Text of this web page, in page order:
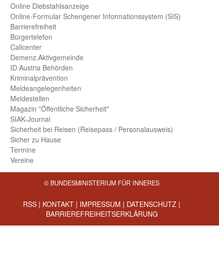
Online Diebstahls­anzeige
Online-Formular Schengener Informationssystem (SIS)
Barriere­freiheit
Bürger­telefon
Call­center
Demenz.Aktiv­gemeinde
ID Austria Behörden
Kriminal­prävention
Melde­an­ge­le­gen­heiten
Meld­estellen
Magazin "Öffentliche Sicherheit"
SIAK-Journal
Sicherheit bei Reisen (Reise­pass / Personal­ausweis)
Sicher zu Hause
Termine
Vereine
© BUNDESMINISTERIUM FÜR INNERES
RSS | KONTAKT | IMPRESSUM | DATENSCHUTZ |
BARRIEREFREIHEITSERKLÄRUNG